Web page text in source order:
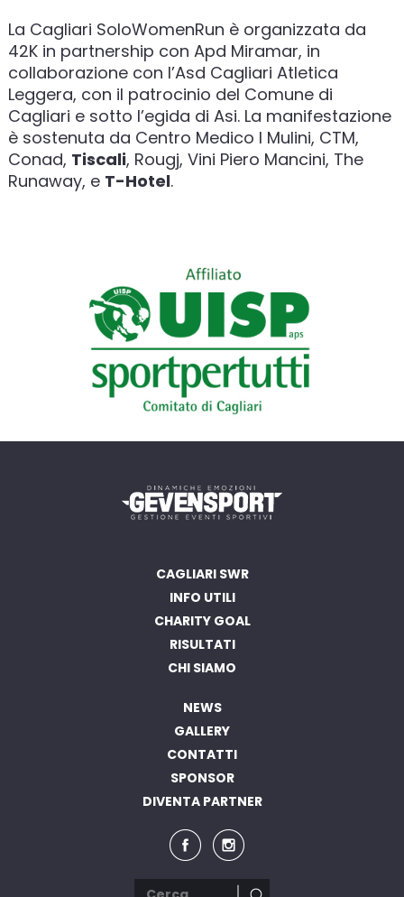
La Cagliari SoloWomenRun è organizzata da
42K in partnership con Apd Miramar, in
collaborazione con l’Asd Cagliari Atletica
Leggera, con il patrocinio del Comune di
Cagliari e sotto l’egida di Asi. La manifestazione
è sostenuta da Centro Medico I Mulini, CTM,
Conad, Tiscali, Rougj, Vini Piero Mancini, The
Runaway, e T-Hotel.
CAGLIARI SWR
INFO UTILI
CHARITY GOAL
RISULTATI
CHI SIAMO
NEWS
GALLERY
CONTATTI
SPONSOR
DIVENTA PARTNER